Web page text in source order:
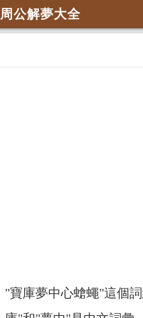
周公解夢大全
"寶庫夢中心螥蠅"這個